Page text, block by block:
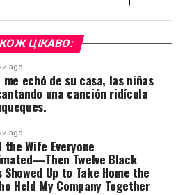
ЦІКАВО:
ago
me echó de su casa, las niñas
una canción ridícula
ago
the Wife Everyone
Twelve Black
Showed Up to Take Home the
Held My Company Together